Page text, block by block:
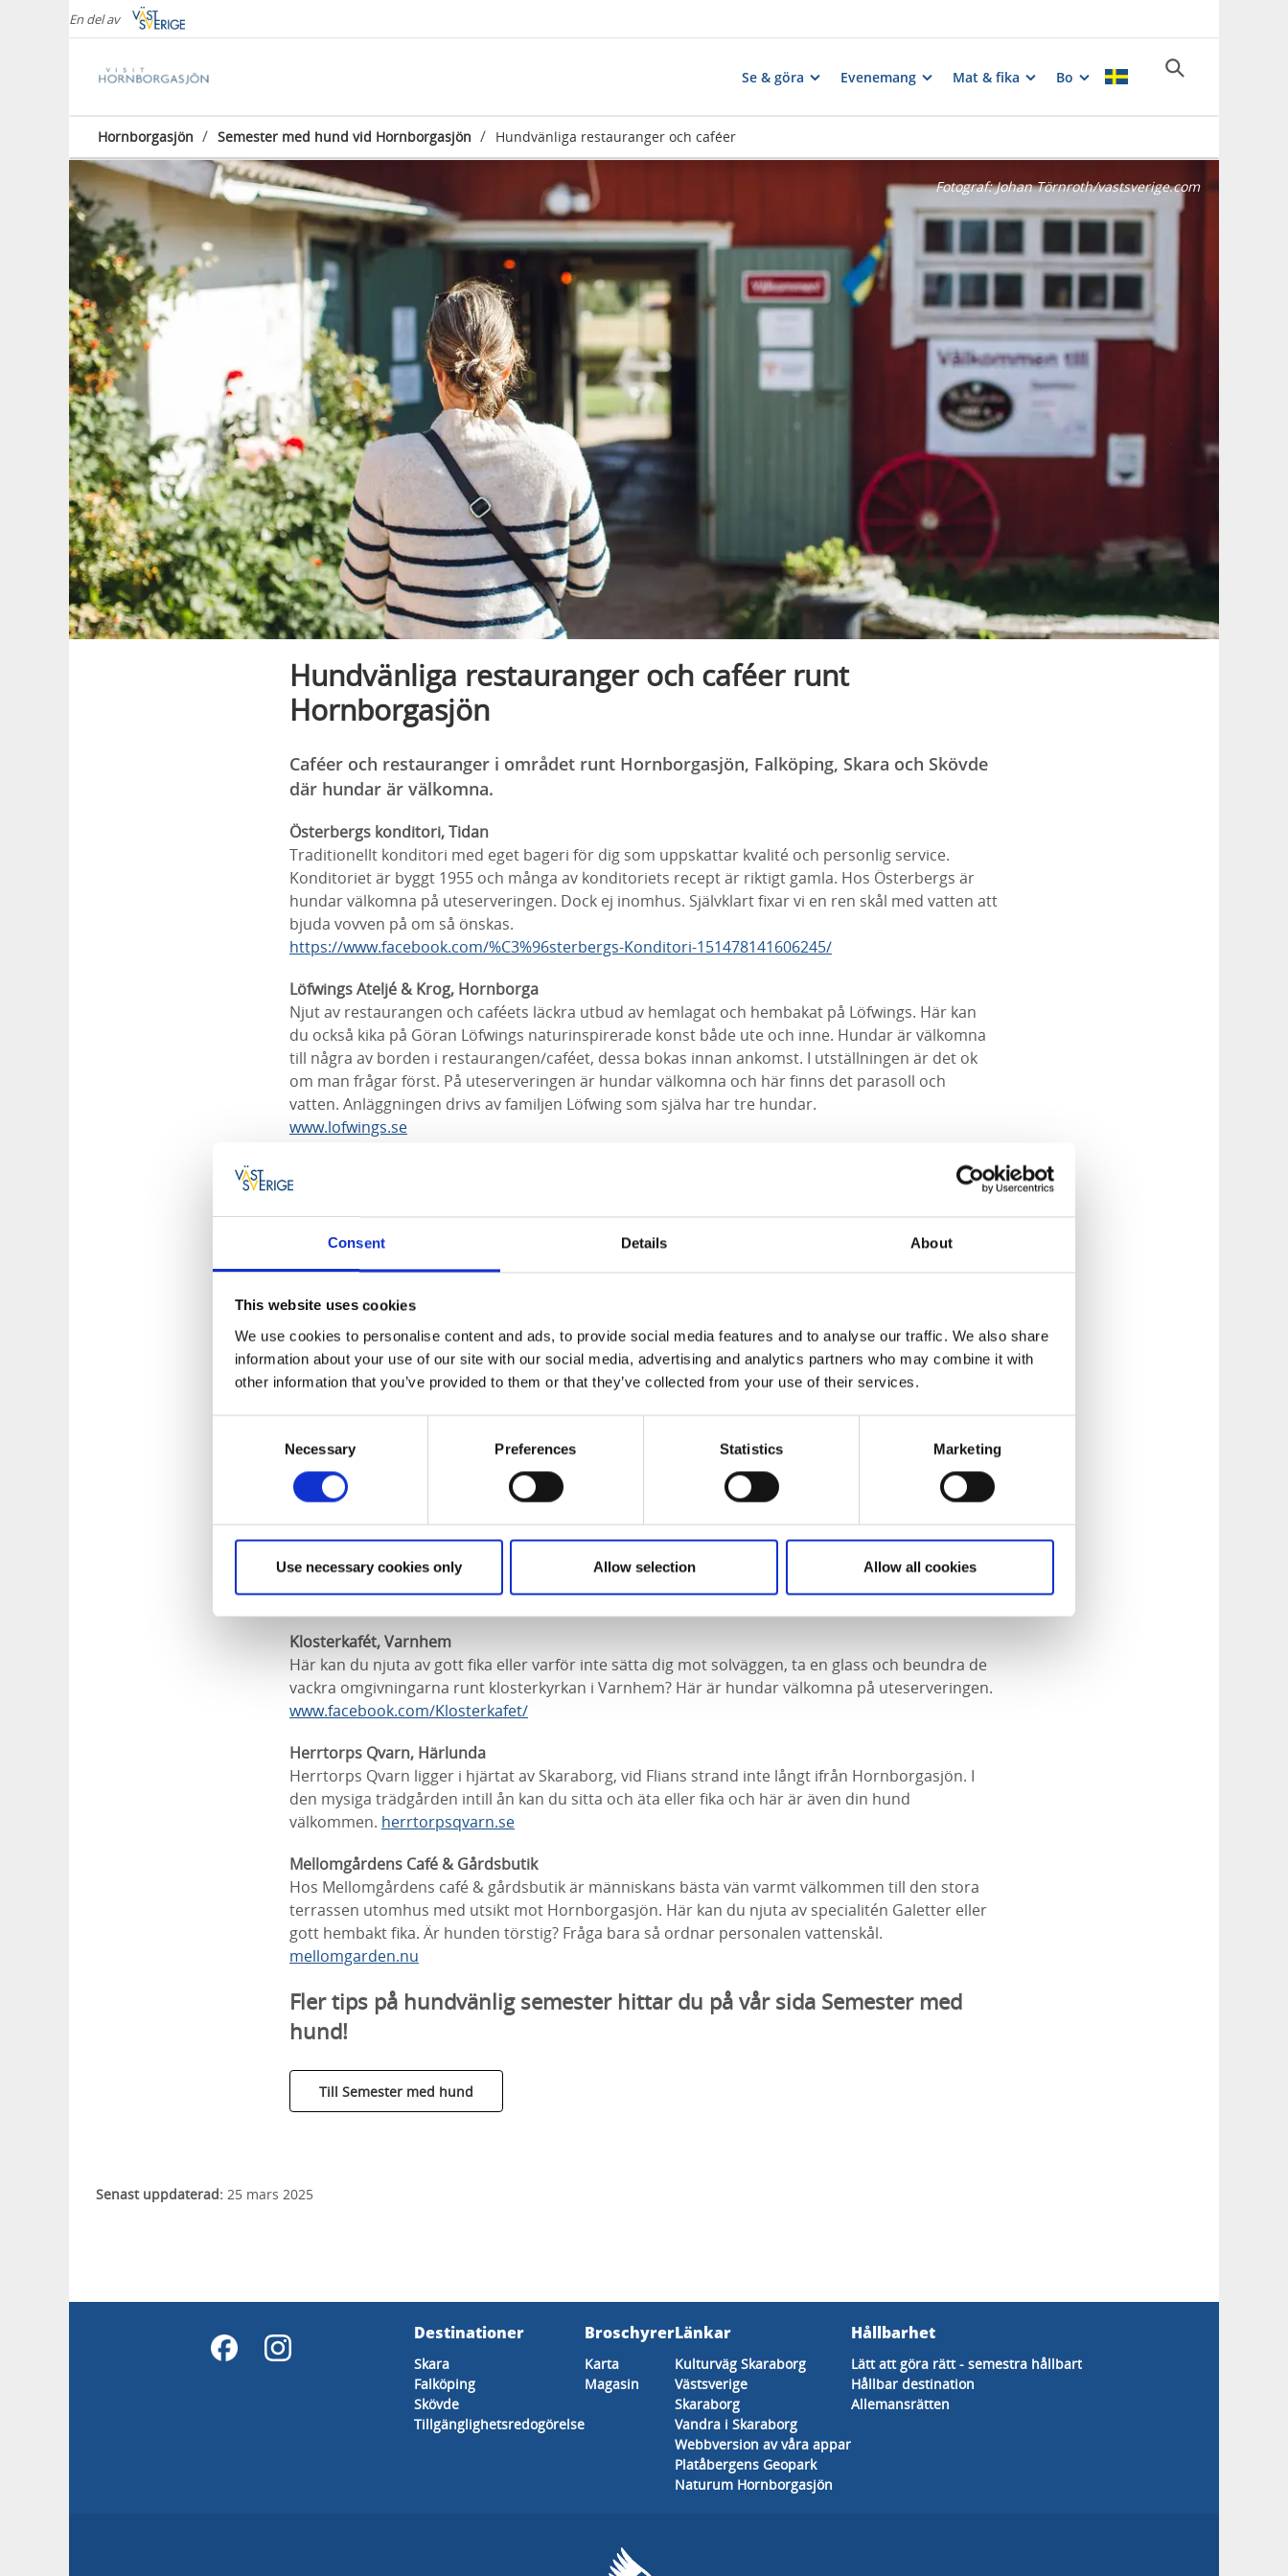
Consent Details About
This website uses cookies
We use cookies to personalise content and ads, to provide social media features and to analyse our traffic. We also share
information about your use of our site with our social media, advertising and analytics partners who may combine it with
other information that you’ve provided to them or that they’ve collected from your use of their services.
Necessary Preferences Statistics Marketing
Use necessary cookies only Allow selection Allow all cookies
En del av
Se & göra Evenemang Mat & fika Bo
Hornborgasjön / Semester med hund vid Hornborgasjön / Hundvänliga restauranger och caféer
Fotograf:Johan Törnroth/vastsverige.com
Hundvänliga restauranger och caféer runt
Hornborgasjön
Caféer och restauranger i området runt Hornborgasjön, Falköping, Skara och Skövde
där hundar är välkomna.
Österbergs konditori, Tidan
Traditionellt konditori med eget bageri för dig som uppskattar kvalité och personlig service.
Konditoriet är byggt 1955 och många av konditoriets recept är riktigt gamla. Hos Österbergs är
hundar välkomna på uteserveringen. Dock ej inomhus. Självklart fixar vi en ren skål med vatten att
bjuda vovven på om så önskas.
https://www.facebook.com/%C3%96sterbergs-Konditori-151478141606245/
Löfwings Ateljé & Krog, Hornborga
Njut av restaurangen och caféets läckra utbud av hemlagat och hembakat på Löfwings. Här kan
du också kika på Göran Löfwings naturinspirerade konst både ute och inne. Hundar är välkomna
till några av borden i restaurangen/caféet, dessa bokas innan ankomst. I utställningen är det ok
om man frågar först. På uteserveringen är hundar välkomna och här finns det parasoll och
vatten. Anläggningen drivs av familjen Löfwing som själva har tre hundar.
www.lofwings.se
I ett vackert hus med vasstak och stora glaspartier med utsikt över Hornborgasjön ligger Café
Doppingen. Hundar är välkomna till Caféet. Precis innanför dörrarna finns det en avdelning där
du får sätta dig tillsammans med din hund. Självklart får du också sitta med din hund på
Klosterkafét, Varnhem
Här kan du njuta av gott fika eller varför inte sätta dig mot solväggen, ta en glass och beundra de
vackra omgivningarna runt klosterkyrkan i Varnhem? Här är hundar välkomna på uteserveringen.
www.facebook.com/Klosterkafet/
Herrtorps Qvarn, Härlunda
Herrtorps Qvarn ligger i hjärtat av Skaraborg, vid Flians strand inte långt ifrån Hornborgasjön. I
den mysiga trädgården intill ån kan du sitta och äta eller fika och här är även din hund
välkommen. herrtorpsqvarn.se
Mellomgårdens Café & Gårdsbutik
Hos Mellomgårdens café & gårdsbutik är människans bästa vän varmt välkommen till den stora
terrassen utomhus med utsikt mot Hornborgasjön. Här kan du njuta av specialitén Galetter eller
gott hembakt fika. Är hunden törstig? Fråga bara så ordnar personalen vattenskål.
mellomgarden.nu
Fler tips på hundvänlig semester hittar du på vår sida Semester med
hund!
Till Semester med hund
Senast uppdaterad: 25 mars 2025
Destinationer
Skara
Falköping
Skövde
Tillgänglighetsredogörelse
Broschyrer
Karta
Magasin
Länkar
Kulturväg Skaraborg
Västsverige
Skaraborg
Vandra i Skaraborg
Webbversion av våra appar
Platåbergens Geopark
Naturum Hornborgasjön
Hållbarhet
Lätt att göra rätt - semestra hållbart
Hållbar destination
Allemansrätten